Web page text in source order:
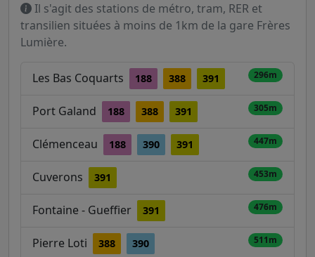
Il s'agit des stations de métro, tram, RER et
transilien situées à moins de 1km de la gare Frères
Lumière.
Les Bas Coquarts 188 388 391 296m
Port Galand 188 388 391 305m
Clémenceau 188 390 391 447m
Cuverons 391 453m
Fontaine - Gueffier 391 476m
Pierre Loti 388 390 511m